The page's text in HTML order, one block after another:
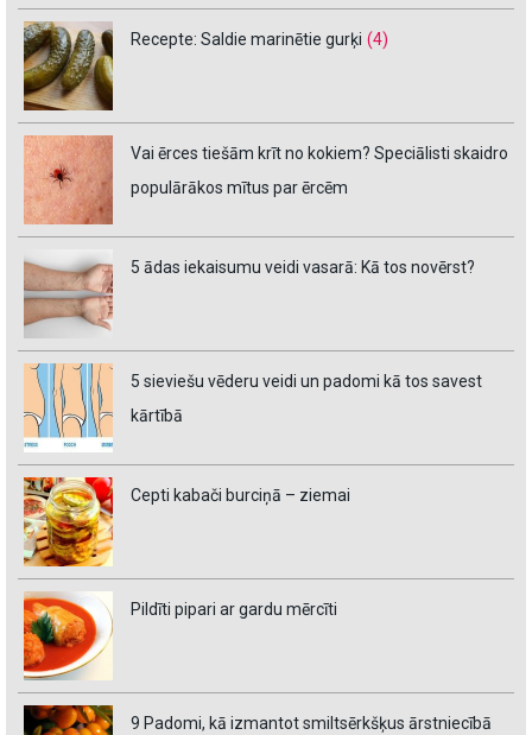
Recepte: Saldie marinētie gurķi (4)
Vai ērces tiešām krīt no kokiem? Speciālisti skaidro
populārākos mītus par ērcēm
5 ādas iekaisumu veidi vasarā: Kā tos novērst?
5 sieviešu vēderu veidi un padomi kā tos savest
kārtībā
Cepti kabači burciņā – ziemai
Pildīti pipari ar gardu mērcīti
9 Padomi, kā izmantot smiltsērkšķus ārstniecībā